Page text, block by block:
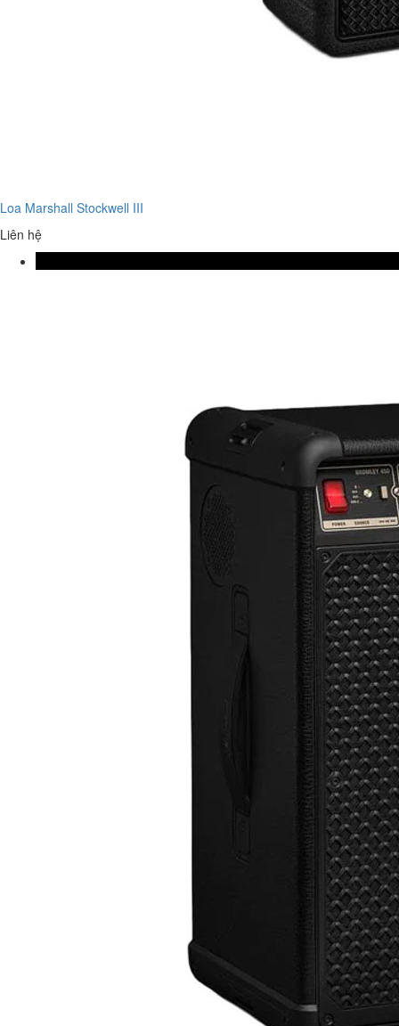
Loa Marshall Stockwell III
Liên hệ